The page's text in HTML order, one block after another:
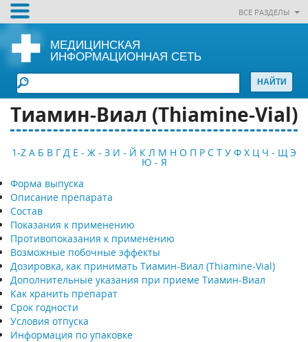
ВСЕ РАЗДЕЛЫ
МЕДИЦИНСКАЯ
ИНФОРМАЦИОННАЯ СЕТЬ
Тиамин-Виал (Thiamine-Vial)
1-Z А Б В Г Д Е - Ж - З И - Й К Л М Н О П Р С Т У Ф Х Ц Ч - Щ Э
Ю - Я
Форма выпуска
Описание препарата
Состав
Показания к применению
Противопоказания к применению
Возможные побочные эффекты
Дозировка, как принимать Тиамин-Виал (Thiamine-Vial)
Дополнительные указания при приеме Тиамин-Виал
Как хранить препарат
Срок годности
Условия отпуска
Информация по упаковке